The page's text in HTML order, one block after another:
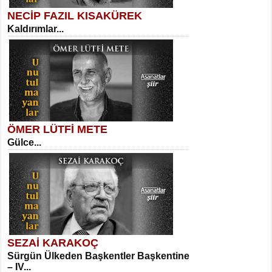
SELAHATTİN YILDIZ
İnsanın Zindanı...
MEHMET TAŞTAN
Vagon’da Bir Şairle...
SITKI CANEY
Necati Sarıca
Ben Kader Vurgunuyum Maria...
Sibel Orhan
İki Kırık Boşluk...
NECİP FAZIL KISAKÜREK
Kaldırımlar...
ÖMER LÜTFİ METE
Gülce...
SEZAİ KARAKOÇ
Sürgün Ülkeden Başkentler Başkentine
– IV...